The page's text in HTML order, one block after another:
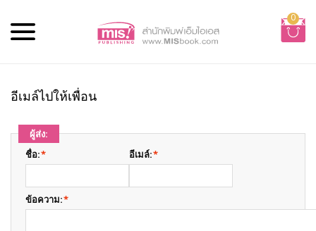
0
อีเมล์ไปให้เพื่อน
ผู้ส่ง:
*
ชื่อ: *
อีเมล์:
*
ข้อความ: